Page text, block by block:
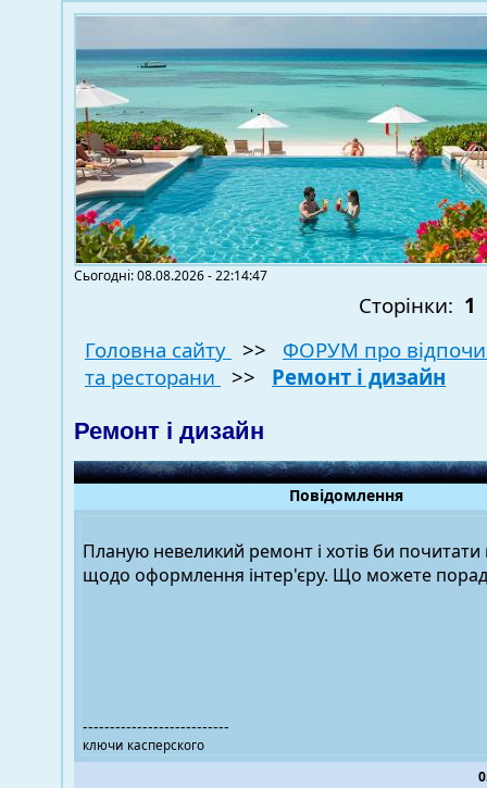
Сьогодні: 08.08.2026 - 22:14:47
Сторінки: 1
Головна сайту
>> ФОРУМ про
та ресторани
>> Ремонт і дизайн
Ремонт і дизайн
Повідомлення
Планую невеликий ремонт і хотів би
щодо оформлення інтер'єру. Що можете
---------------------------
ключи касперского